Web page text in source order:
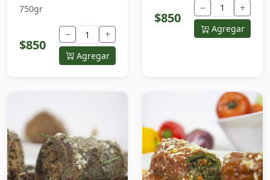
750gr
$850
− +
Agregar
$850
− +
Agregar